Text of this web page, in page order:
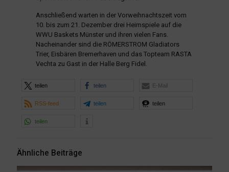
Anschließend warten in der Vorweihnachtszeit vom
10. bis zum 21. Dezember drei Heimspiele auf die
WWU Baskets Münster und ihren vielen Fans.
Nacheinander sind die RÖMERSTROM Gladiators
Trier, Eisbären Bremerhaven und das Topteam RASTA
Vechta zu Gast in der Halle Berg Fidel.
teilen teilen E-Mail
RSS-feed teilen teilen
teilen
Ähnliche Beiträge